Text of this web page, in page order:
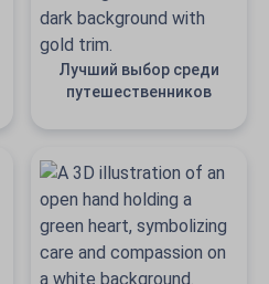
Лучший выбор среди
путешественников